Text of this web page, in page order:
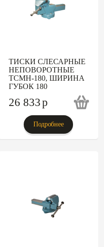
ТИСКИ СЛЕСАРНЫЕ
НЕПОВОРОТНЫЕ
ТСМН-180, ШИРИНА
ГУБОК 180
26 833p
Подробнее